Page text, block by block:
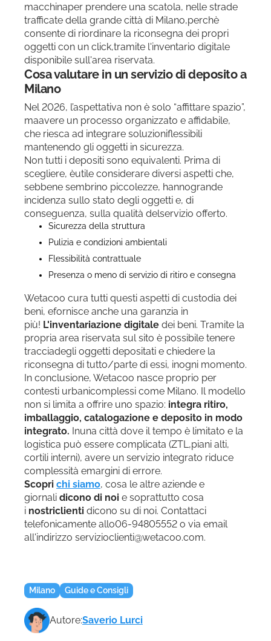
macchinaper prendere una scatola, nelle strade
trafficate della grande città di Milano,perchè
consente di riordinare la riconsegna dei propri
oggetti con un click,tramite l'inventario digitale
disponibile sull'area riservata.
Cosa valutare in un servizio di deposito a
Milano
Nel 2026, l’aspettativa non è solo “affittare spazio”,
maavere un processo organizzato e affidabile,
che riesca ad integrare soluzioniflessibili
mantenendo gli oggetti in sicurezza.
Non tutti i depositi sono equivalenti. Prima di
scegliere, èutile considerare diversi aspetti che,
sebbene sembrino piccolezze, hannogrande
incidenza sullo stato degli oggetti e, di
conseguenza, sulla qualità delservizio offerto.
Sicurezza della struttura
Pulizia e condizioni ambientali
Flessibilità contrattuale
Presenza o meno di servizio di ritiro e consegna
Wetacoo cura tutti questi aspetti di custodia dei
beni, efornisce anche una garanzia in
più! L'inventariazione digitale dei beni. Tramite la
propria area riservata sul sito è possibile tenere
tracciadegli oggetti depositati e chiedere la
riconsegna di tutto/parte di essi, inogni momento.
In conclusione, Wetacoo nasce proprio per
contesti urbanicomplessi come Milano. Il modello
non si limita a offrire uno spazio: integra ritiro,
imballaggio, catalogazione e deposito in modo
integrato. Inuna città dove il tempo è limitato e la
logistica può essere complicata (ZTL,piani alti,
cortili interni), avere un servizio integrato riduce
complessità emargini di errore.
Scopri chi siamo, cosa le altre aziende e
giornali dicono di noi e soprattutto cosa
i nostriclienti dicono su di noi. Contattaci
telefonicamente allo06-94805552 o via email
all'indirizzo servizioclienti@wetacoo.com.
Milano Guide e Consigli
Autore:Saverio Lurci